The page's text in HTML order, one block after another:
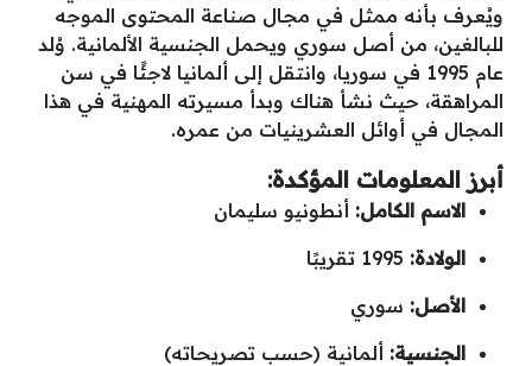
ويُعرف بأنه ممثل في مجال صناعة المحتوى الموجه
للبالغين، من أصل سوري ويحمل الجنسية الألمانية. وُلد
عام 1995 في سوريا، وانتقل إلى ألمانيا لاجئًا في سن
المراهقة، حيث نشأ هناك وبدأ مسيرته المهنية في هذا
المجال في أوائل العشرينيات من عمره.
أبرز المعلومات المؤكدة:
الاسم الكامل: أنطونيو سليمان
الولادة:
الأصل: سوري
الجنسية: ألمانية (حسب تصريحاته)